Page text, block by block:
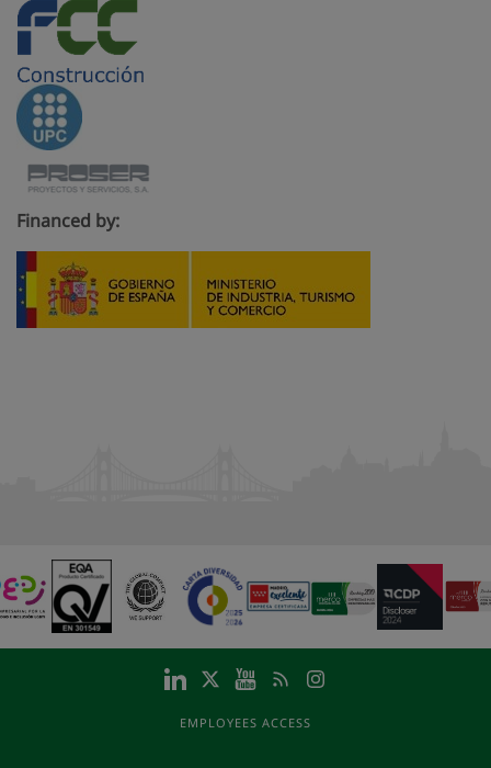
Financed by:
EMPLOYEES ACCESS